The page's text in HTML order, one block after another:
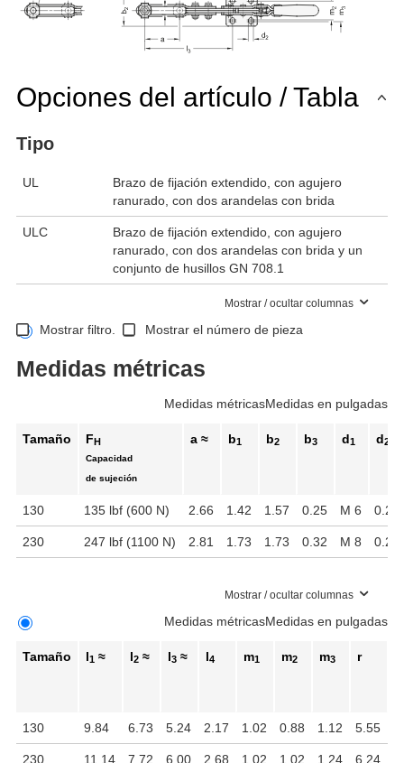
Opciones del artículo / Tabla
Tipo
UL
Brazo de fijación extendido, con agujero
ranurado, con dos arandelas con brida
ULC
Brazo de fijación extendido, con agujero
ranurado, con dos arandelas con brida y un
conjunto de husillos GN 708.1
Mostrar / ocultar columnas
Mostrar filtro. Mostrar el número de pieza
Medidas métricas
Medidas métricasMedidas en pulgadas
Tamaño F H
Capacidad
de sujeción
a ≈ b1 b2 b3 d1 d2
130 135 lbf (600 N) 2.66 1.42 1.57 0.25 M 6 0.22
230 247 lbf (1100 N) 2.81 1.73 1.73 0.32 M 8 0.26
Mostrar / ocultar columnas
Medidas métricasMedidas en pulgadas
Tamaño l1 ≈ l2 ≈ l3 ≈ l4 m1 m2 m3 r
130 9.84 6.73 5.24 2.17 1.02 0.88 1.12 5.55
230 11.14 7.72 6.00 2.68 1.02 1.02 1.24 6.24